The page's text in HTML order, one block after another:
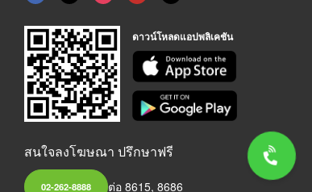
ดาวน์โหลดแอปพลิเคชัน
สนใจลงโฆษณา ปรึกษาฟรี
02-262-8888 ต่อ 8615, 8686